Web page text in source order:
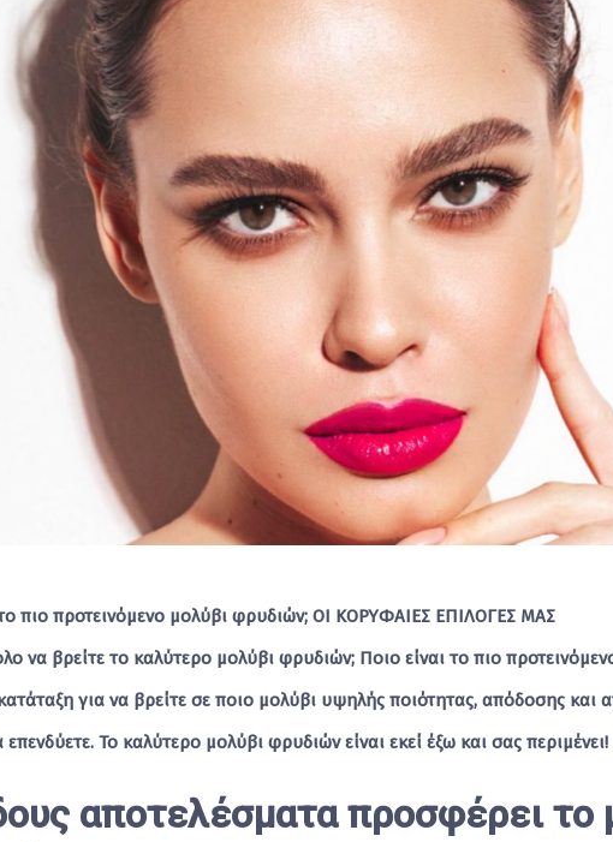
πιο προτεινόμενο μολύβι φρυδιών; ΟΙ ΚΟΡΥΦΑΙΕΣ ΕΠΙΛΟΓΕΣ ΜΑΣ
να βρείτε το καλύτερο μολύβι φρυδιών; Ποιο είναι το πιο
για να βρείτε σε ποιο μολύβι υψηλής ποιότητας, απόδοσης και
επενδύετε. Το καλύτερο μολύβι φρυδιών είναι εκεί έξω και σας περιμένει!
αποτελέσματα προσφέρει το